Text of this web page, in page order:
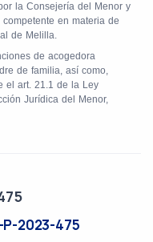
la Consejería del Menor y
en materia de
de Melilla.
de acogedora
de familia, así como,
el art. 21.1 de la Ley
Jurídica del Menor,
2023-475